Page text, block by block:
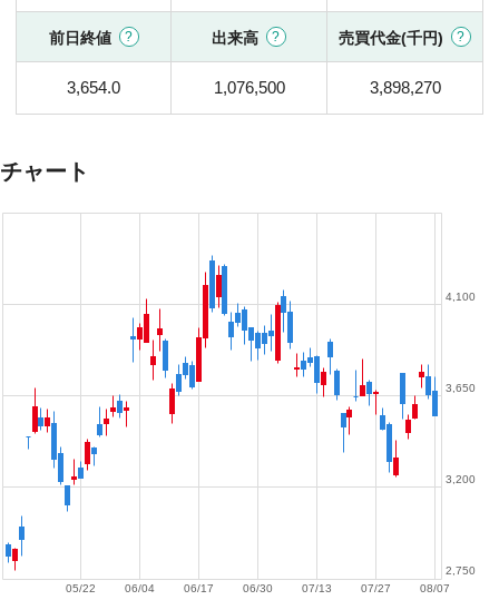
前日終値 出来高 売買代金(千円)
3,654.0 1,076,500 3,898,270
チャート
08/07
07/27
07/13
06/30
06/17
06/04
05/22
2,750
3,200
3,650
4,100